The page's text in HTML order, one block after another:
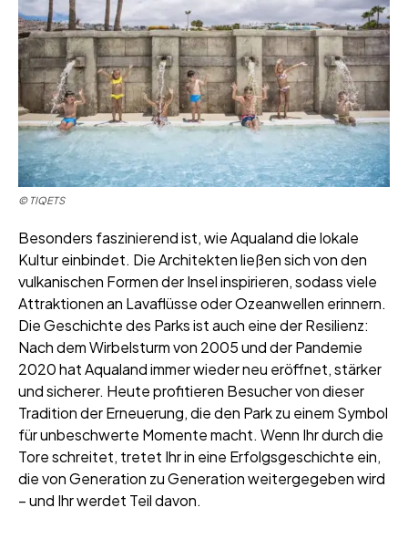
© TIQETS
Besonders faszinierend ist, wie Aqualand die lokale
Kultur einbindet. Die Architekten ließen sich von den
vulkanischen Formen der Insel inspirieren, sodass viele
Attraktionen an Lavaflüsse oder Ozeanwellen erinnern.
Die Geschichte des Parks ist auch eine der Resilienz:
Nach dem Wirbelsturm von 2005 und der Pandemie
2020 hat Aqualand immer wieder neu eröffnet, stärker
und sicherer. Heute profitieren Besucher von dieser
Tradition der Erneuerung, die den Park zu einem Symbol
für unbeschwerte Momente macht. Wenn Ihr durch die
Tore schreitet, tretet Ihr in eine Erfolgsgeschichte ein,
die von Generation zu Generation weitergegeben wird
– und Ihr werdet Teil davon.